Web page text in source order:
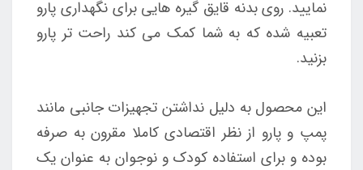
نمایید. روی بدنه قایق گیره هایی برای نگهداری پارو
تعبیه شده که به شما کمک می کند راحت تر پارو
بزنید.
این محصول به دلیل نداشتن تجهیزات جانبی مانند
پمپ و پارو از نظر اقتصادی کاملا مقرون به صرفه
بوده و برای استفاده کودک و نوجوان به عنوان یک